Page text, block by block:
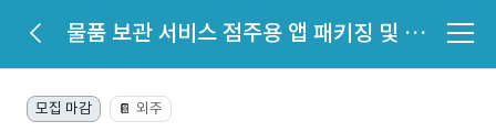
물품 보관 서비스 점주용 앱 패키징 및 푸시 알림 기능 개발
모집 마감 📔 외주